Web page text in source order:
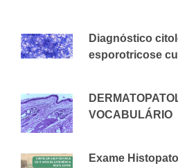
Diagnóstico
esporotricose
VOCABULÁRIO
Exame